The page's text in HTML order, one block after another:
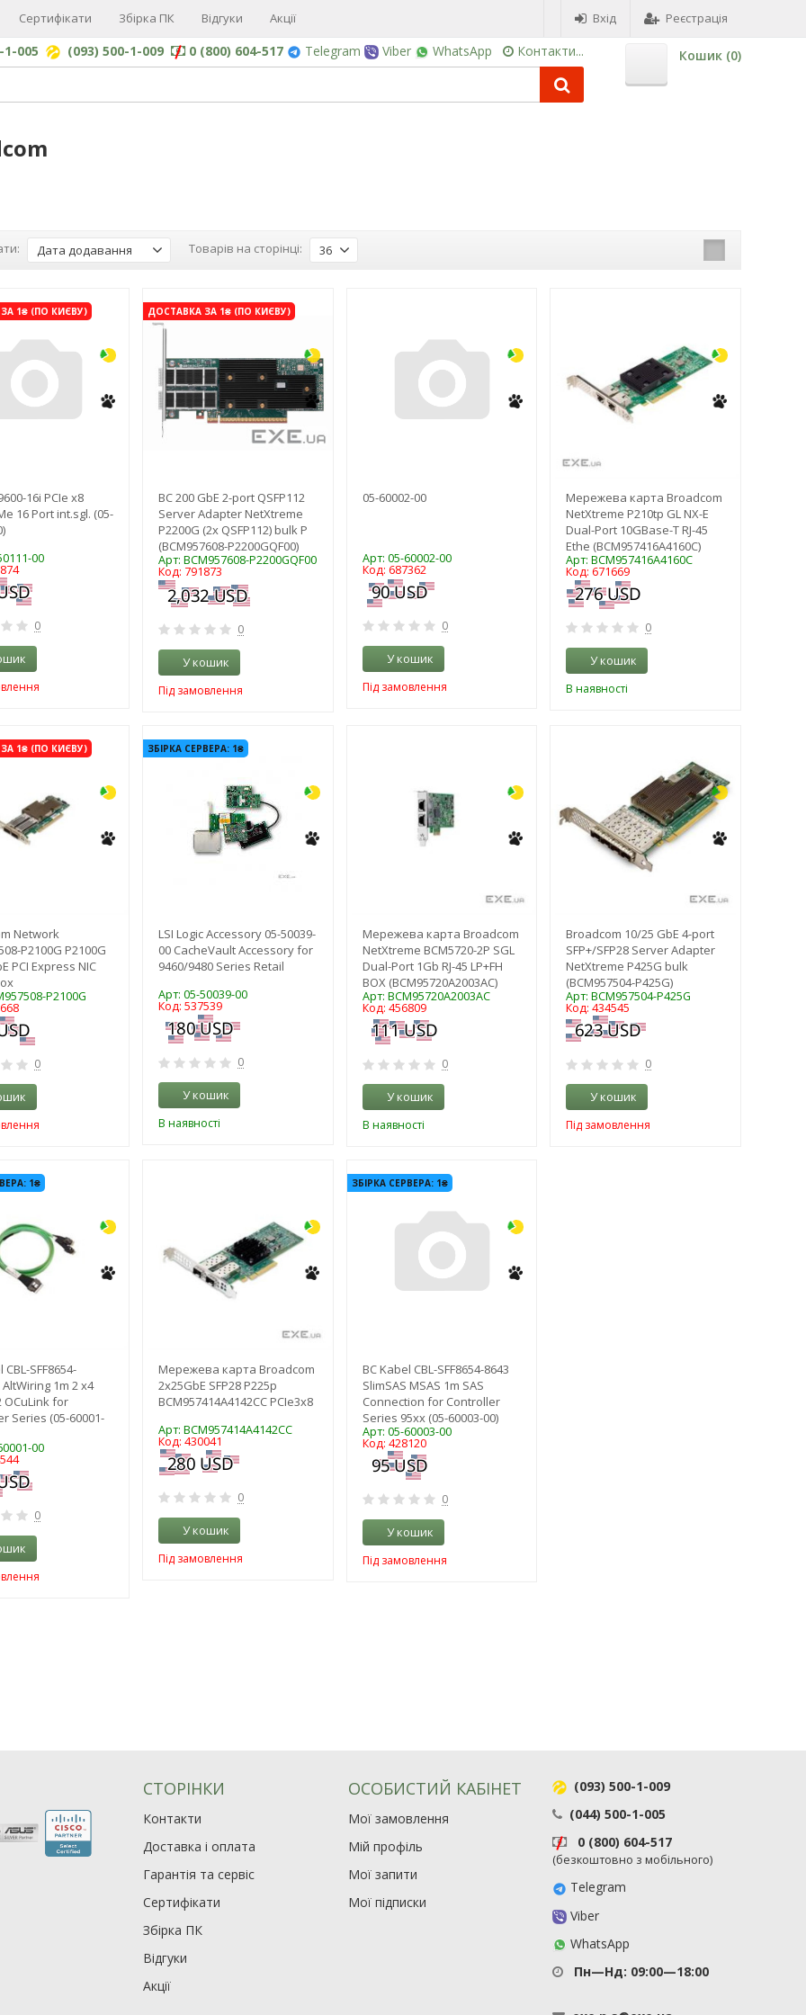
Сертифікати Збірка ПК Відгуки Акції Вхід Реєстрація
1-005 (093) 500-1-009 0 (800) 604-517 Telegram Viber WhatsApp Контакти... Кошик (0)
Дата додавання Товарів на сторінці: 36
1₴ (ПО КИЄВУ)
16i PCIe x8
16 Port int.sgl. (05-
00
0
ДОСТАВКА ЗА 1₴ (ПО КИЄВУ)
BC 200 GbE 2-port QSFP112
Server Adapter NetXtreme
P2200G (2x QSFP112) bulk P
(BCM957608-P2200GQF00)
Арт: BCM957608-P2200GQF00
Код: 791873
0
У кошик
Під замовлення
05-60002-00
Арт: 05-60002-00
Код: 687362
0
У кошик
Під замовлення
Мережева карта Broadcom
NetXtreme P210tp GL NX-E
Dual-Port 10GBase-T RJ-45
Ethe (BCM957416A4160C)
Арт: BCM957416A4160C
Код: 671669
0
У кошик
В наявності
1₴ (ПО КИЄВУ)
Network
P2100G P2100G
PCI Express NIC
P2100G
0
ЗБІРКА СЕРВЕРА: 1₴
LSI Logic Accessory 05-50039-
00 CacheVault Accessory for
9460/9480 Series Retail
Арт: 05-50039-00
Код: 537539
0
У кошик
В наявності
Мережева карта Broadcom
NetXtreme BCM5720-2P SGL
Dual-Port 1Gb RJ-45 LP+FH
BOX (BCM95720A2003AC)
Арт: BCM95720A2003AC
Код: 456809
0
У кошик
В наявності
Broadcom 10/25 GbE 4-port
SFP+/SFP28 Server Adapter
NetXtreme P425G bulk
(BCM957504-P425G)
Арт: BCM957504-P425G
Код: 434545
0
У кошик
Під замовлення
1₴
CBL-SFF8654-
AltWiring 1m 2 x4
OCuLink for
Series (05-60001-
00
0
Мережева карта Broadcom
2x25GbE SFP28 P225p
BCM957414A4142CC PCIe3x8
Арт: BCM957414A4142CC
Код: 430041
0
У кошик
Під замовлення
ЗБІРКА СЕРВЕРА: 1₴
BC Kabel CBL-SFF8654-8643
SlimSAS MSAS 1m SAS
Connection for Controller
Series 95xx (05-60003-00)
Арт: 05-60003-00
Код: 428120
0
У кошик
Під замовлення
СТОРІНКИ
Контакти
Доставка і оплата
Гарантія та сервіс
Сертифікати
Збірка ПК
Відгуки
Акції
ОСОБИСТИЙ КАБІНЕТ
Мої замовлення
Мій профіль
Мої запити
Мої підписки
(093) 500-1-009
(044) 500-1-005
0 (800) 604-517
(безкоштовно з мобільного)
Telegram
Viber
WhatsApp
Пн—Нд: 09:00—18:00